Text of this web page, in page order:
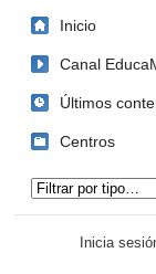
Inicio
Canal
Últimos
Centros
Inicia